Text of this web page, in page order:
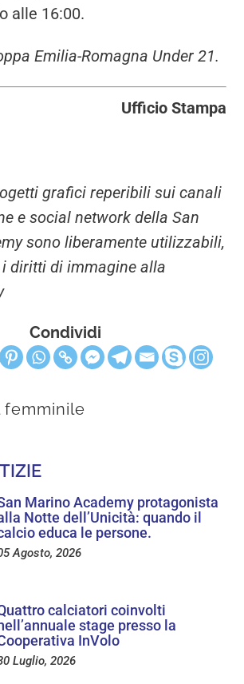
alle 16:00.
Emilia-Romagna Under 21.
Ufficio Stampa
grafici reperibili sui canali
e social network della San
sono liberamente utilizzabili,
diritti di immagine alla
Condividi
femminile
Marino Academy protagonista
Notte dell’Unicità: quando il
educa le persone.
Agosto, 2026
calciatori coinvolti
stage presso la
InVolo
Luglio, 2026